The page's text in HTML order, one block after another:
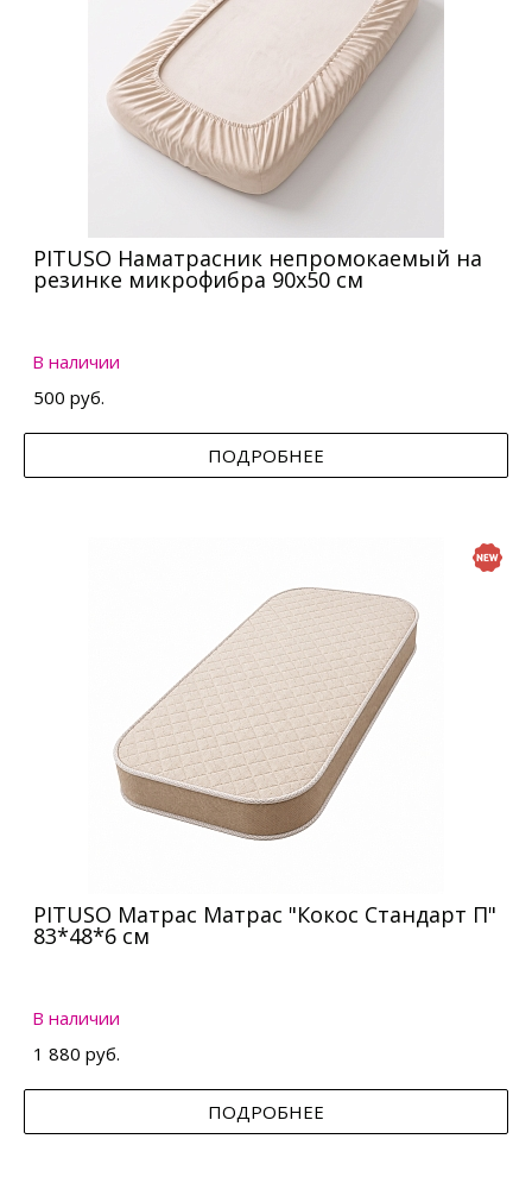
PITUSO Наматрасник непромокаемый на
резинке микрофибра 90х50 см
В наличии
500 руб.
ПОДРОБНЕЕ
PITUSO Матрас Матрас "Кокос Стандарт П"
83*48*6 см
В наличии
1 880 руб.
ПОДРОБНЕЕ